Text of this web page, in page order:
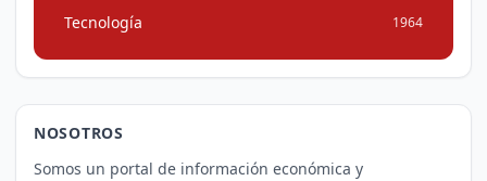
Tecnología 1964
NOSOTROS
Somos un portal de información económica y